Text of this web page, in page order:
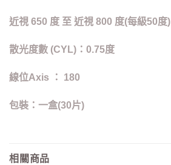
近視 650 度 至 近視 800 度(每級50度)
散光度數 (CYL)：0.75度
線位Axis ： 180
包裝：一盒(30片)
相關商品